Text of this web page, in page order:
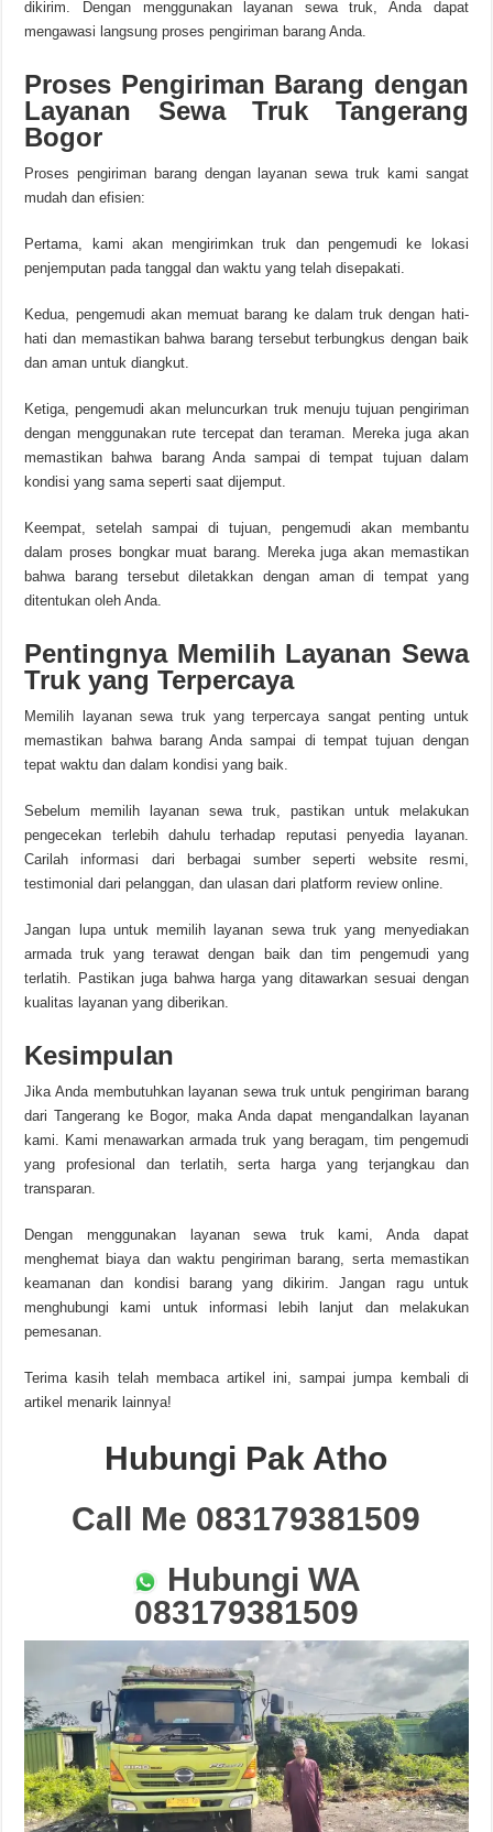
dikirim. Dengan menggunakan layanan sewa truk, Anda dapat
mengawasi langsung proses pengiriman barang Anda.
Proses Pengiriman Barang dengan
Layanan Sewa Truk Tangerang
Bogor
Proses pengiriman barang dengan layanan sewa truk kami sangat
mudah dan efisien:
Pertama, kami akan mengirimkan truk dan pengemudi ke lokasi
penjemputan pada tanggal dan waktu yang telah disepakati.
Kedua, pengemudi akan memuat barang ke dalam truk dengan hati-
hati dan memastikan bahwa barang tersebut terbungkus dengan baik
dan aman untuk diangkut.
Ketiga, pengemudi akan meluncurkan truk menuju tujuan pengiriman
dengan menggunakan rute tercepat dan teraman. Mereka juga akan
memastikan bahwa barang Anda sampai di tempat tujuan dalam
kondisi yang sama seperti saat dijemput.
Keempat, setelah sampai di tujuan, pengemudi akan membantu
dalam proses bongkar muat barang. Mereka juga akan memastikan
bahwa barang tersebut diletakkan dengan aman di tempat yang
ditentukan oleh Anda.
Pentingnya Memilih Layanan Sewa
Truk yang Terpercaya
Memilih layanan sewa truk yang terpercaya sangat penting untuk
memastikan bahwa barang Anda sampai di tempat tujuan dengan
tepat waktu dan dalam kondisi yang baik.
Sebelum memilih layanan sewa truk, pastikan untuk melakukan
pengecekan terlebih dahulu terhadap reputasi penyedia layanan.
Carilah informasi dari berbagai sumber seperti website resmi,
testimonial dari pelanggan, dan ulasan dari platform review online.
Jangan lupa untuk memilih layanan sewa truk yang menyediakan
armada truk yang terawat dengan baik dan tim pengemudi yang
terlatih. Pastikan juga bahwa harga yang ditawarkan sesuai dengan
kualitas layanan yang diberikan.
Kesimpulan
Jika Anda membutuhkan layanan sewa truk untuk pengiriman barang
dari Tangerang ke Bogor, maka Anda dapat mengandalkan layanan
kami. Kami menawarkan armada truk yang beragam, tim pengemudi
yang profesional dan terlatih, serta harga yang terjangkau dan
transparan.
Dengan menggunakan layanan sewa truk kami, Anda dapat
menghemat biaya dan waktu pengiriman barang, serta memastikan
keamanan dan kondisi barang yang dikirim. Jangan ragu untuk
menghubungi kami untuk informasi lebih lanjut dan melakukan
pemesanan.
Terima kasih telah membaca artikel ini, sampai jumpa kembali di
artikel menarik lainnya!
Hubungi Pak Atho
Call Me 083179381509
Hubungi WA
083179381509